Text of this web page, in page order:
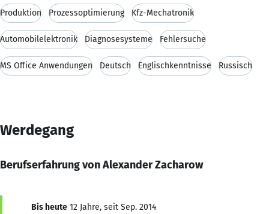
Produktion Prozessoptimierung Kfz-Mechatronik
Automobilelektronik Diagnosesysteme Fehlersuche
MS Office Anwendungen Deutsch Englischkenntnisse Russisch
Werdegang
Berufserfahrung von Alexander Zacharow
Bis heute 12 Jahre, seit Sep. 2014